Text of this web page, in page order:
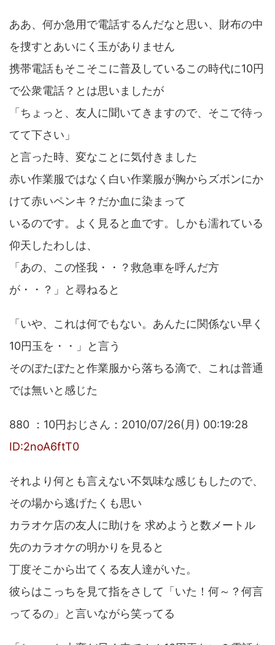
ああ、何か急用で電話するんだなと思い、財布の中
を捜すとあいにく玉がありません
携帯電話もそこそこに普及しているこの時代に10円
で公衆電話？とは思いましたが
「ちょっと、友人に聞いてきますので、そこで待っ
てて下さい」
と言った時、変なことに気付きました
赤い作業服ではなく白い作業服が胸からズボンにか
けて赤いペンキ？だか血に染まって
いるのです。よく見ると血です。しかも濡れている
仰天したわしは、
「あの、この怪我・・？救急車を呼んだ方
が・・？」と尋ねると
「いや、これは何でもない。あんたに関係ない早く
10円玉を・・」と言う
そのぼたぼたと作業服から落ちる滴で、これは普通
では無いと感じた
880 ：10円おじさん：2010/07/26(月) 00:19:28
ID:2noA6ftT0
それより何とも言えない不気味な感じもしたので、
その場から逃げたくも思い
カラオケ店の友人に助けを 求めようと数メートル
先のカラオケの明かりを見ると
丁度そこから出てくる友人達がいた。
彼らはこっちを見て指をさして「いた！何～？何言
ってるの」と言いながら笑ってる